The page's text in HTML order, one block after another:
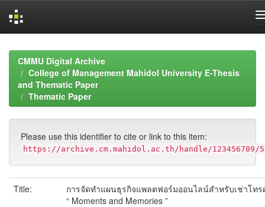
navigationCMMU Digital Archive
College of Management Mahidol University E-Thesis
and Thematic Paper
Thematic Paper
Please use this identifier to cite or link to this item:
https://archive.cm.mahidol.ac.th/handle/123456789/
Title:
การจัดทำแผนธุรกิจแพลตฟอร์มออนไลน์สำหรับเช่าโท
“ Moments and Memories ”